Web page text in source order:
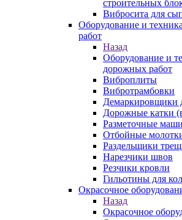
строительных
Вибросита для
Оборудование и
работ
Назад
Оборудование и
дорожных работ
Виброплиты
Вибротрамбовки
Демаркировщики
Дорожные катки
Разметочные
Отбойные
Раздельщики
Нарезчики швов
Резчики кровли
Гильотины для
Окрасочное
Назад
Окрасочное